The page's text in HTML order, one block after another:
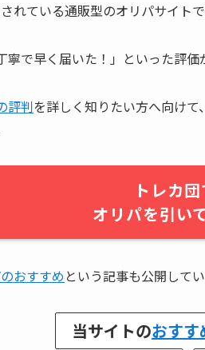
れている通販型のオリパサイトで
で早く届いた！」といった評価
評判を詳しく知りたい方へ向け
トレカ団
オリパを引い
おすすめ という記事も公開して
当サイトのおすす